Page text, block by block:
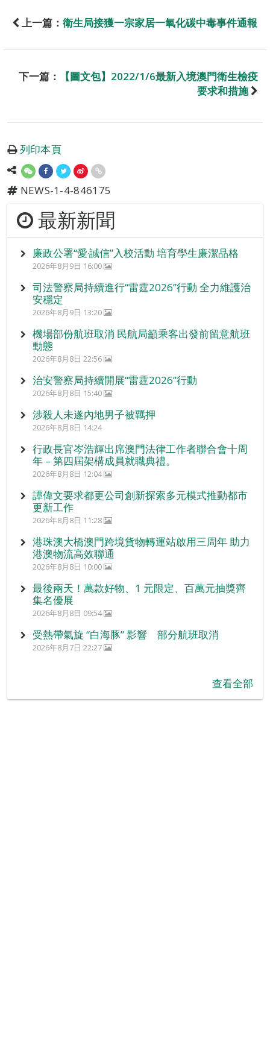
上一篇： 衛生局接獲一宗家居一氧化碳中毒事件通報
下一篇：
【圖文包】2022/1/6最新入境澳門衛生檢疫
要求和措施
列印本頁
NEWS-1-4-846175
最新新聞
廉政公署“愛‧誠信”入校活動 培育學生廉潔品格
2026年8月9日 16:00
司法警察局持續進行“雷霆2026”行動 全力維護治
安穩定
2026年8月9日 13:20
機場部份航班取消 民航局籲乘客出發前留意航班
動態
2026年8月8日 22:56
治安警察局持續開展“雷霆2026”行動
2026年8月8日 15:40
涉殺人未遂內地男子被羈押
2026年8月8日 14:24
行政長官岑浩輝出席澳門法律工作者聯合會十周
年 – 第四屆架構成員就職典禮。
2026年8月8日 12:04
譚偉文要求都更公司創新探索多元模式推動都市
更新工作
2026年8月8日 11:28
港珠澳大橋澳門跨境貨物轉運站啟用三周年 助力
港澳物流高效聯通
2026年8月8日 10:00
最後兩天！萬款好物、1 元限定、百萬元抽獎齊
集名優展
2026年8月8日 09:54
受熱帶氣旋 “白海豚” 影響 部分航班取消
2026年8月7日 22:27
查看全部